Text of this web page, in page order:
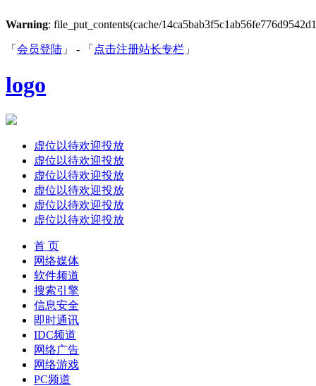
Warning: file_put_contents(cache/
「 会员登陆 」 - 「 点击注册站长专栏 」
logo
虚位以待欢迎投放
虚位以待欢迎投放
虚位以待欢迎投放
虚位以待欢迎投放
虚位以待欢迎投放
虚位以待欢迎投放
首 页
网络媒体
软件频道
搜索引擎
信息安全
即时通讯
IDC频道
网络广告
网络游戏
PC频道